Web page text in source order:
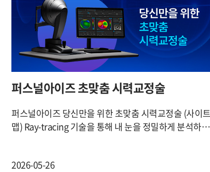
퍼스널아이즈 초맞춤 시력교정술
퍼스널아이즈 당신만을 위한 초맞춤 시력교정술 (사이트
맵) Ray-tracing 기술을 통해 내 눈을 정밀하게 분석하…
2026-05-26